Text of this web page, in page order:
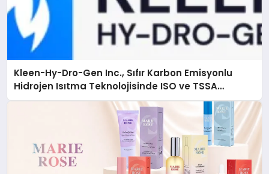
Kleen-Hy-Dro-Gen Inc., Sıfır Karbon Emisyonlu
Hidrojen Isıtma Teknolojisinde ISO ve TSSA
Düzenleyici Onaylarını Aldı